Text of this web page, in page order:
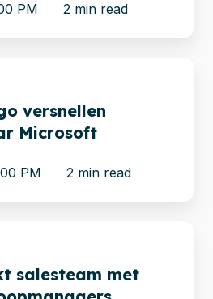
PM 2 min read
versnellen
Microsoft
PM 2 min read
salesteam met